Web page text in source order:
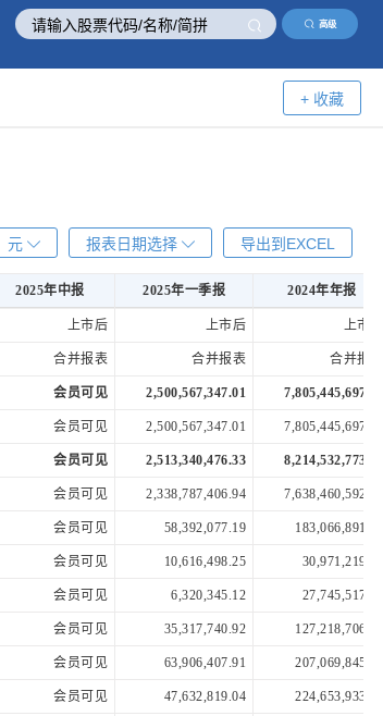
高级
+ 收藏
导出到EXCEL
报表日期选择
元
2025年中报 2025年一季报
2024年年报
2025年中报 2025年一季报 2024年年报
上市后 上市后 上市后
合并报表 合并报表 合并报表
会员可见 2,500,567,347.01 7,805,445,697.44
会员可见 2,500,567,347.01 7,805,445,697.44
会员可见 2,513,340,476.33 8,214,532,773.32
会员可见 2,338,787,406.94 7,638,460,592.67
会员可见 58,392,077.19 183,066,891.44
会员可见 10,616,498.25 30,971,219.13
会员可见 6,320,345.12 27,745,517.46
会员可见 35,317,740.92 127,218,706.97
会员可见 63,906,407.91 207,069,845.65
会员可见 47,632,819.04 224,653,933.32